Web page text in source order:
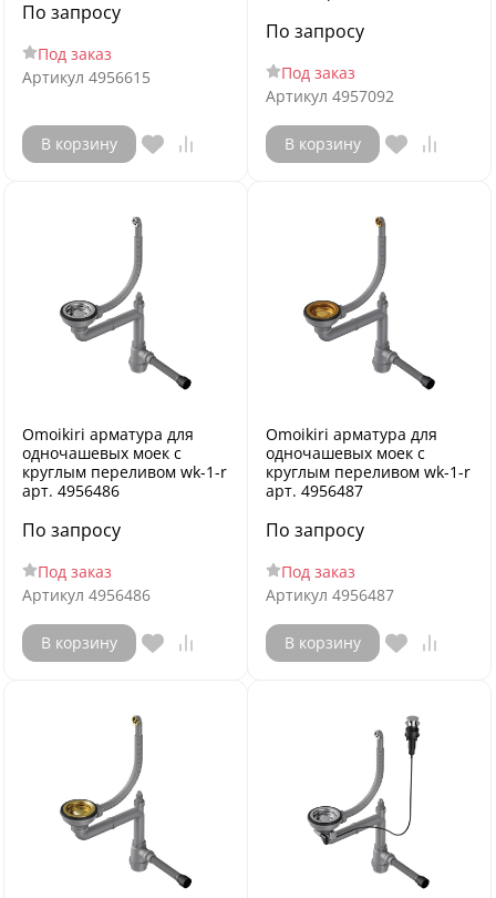
По запросу
Под заказ
Артикул 4956615
В корзину
По запросу
Под заказ
Артикул 4957092
В корзину
Omoikiri арматура для
одночашевых моек с
круглым переливом wk-1-r
арт. 4956486
По запросу
Под заказ
Артикул 4956486
В корзину
Omoikiri арматура для
одночашевых моек с
круглым переливом wk-1-r
арт. 4956487
По запросу
Под заказ
Артикул 4956487
В корзину